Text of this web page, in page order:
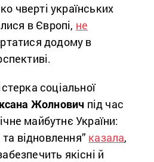
чверті українських
в Європі, не
додому в
соціальної
Жолнович під час
майбутнє України:
та відновлення” казала,
якісні й